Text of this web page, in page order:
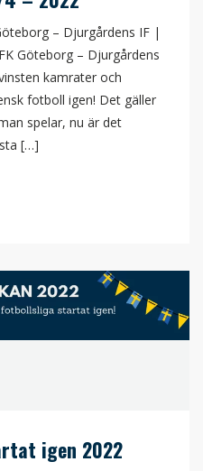
– Djurgårdens IF |
Göteborg – Djurgårdens
kamrater och
fotboll igen! Det gäller
spelar, nu är det
[…]
igen 2022